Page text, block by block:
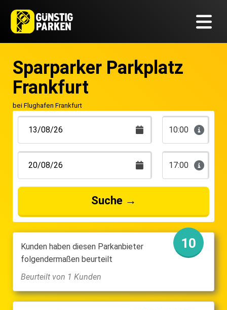
Sparparker Parkplatz
Frankfurt
bei Flughafen Frankfurt
10:00
17:00
Suche→
Kunden haben diesen Parkanbieter
folgendermaßen beurteilt
10
Beurteilt von 1 Kunden